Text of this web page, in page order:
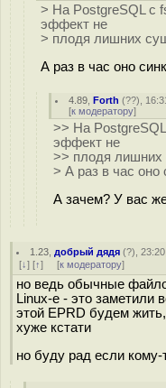
> На PostgreSQL с
эффект не
> плодя лишних
А раз в час оно
4.89 ,Forth (??),
[к модератору]
>> На
эффект не
>> плодя лишних
> А раз в час оно
А зачем? У вас
1.23 добрый дядя (?),
[↓] [↑] [к модератору]
но ведь обычные
Linux-е - это заметили
этой EPRD будем
хуже кстати
но буду рад если кому-